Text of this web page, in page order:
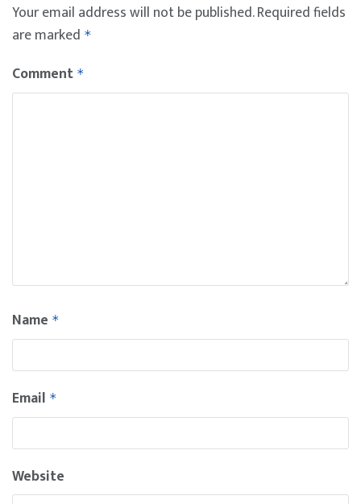
Your email address will not be published.Required fields
are marked *
Comment *
Name *
Email *
Website